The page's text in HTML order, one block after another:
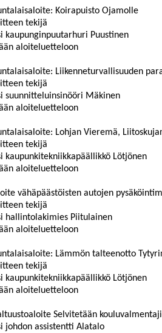
Koirapuisto Ojamolle
tekijä
kaupunginpuutarhuri Puustinen
aloiteluetteloon
Liikenneturvallisuuden
tekijä
suunnitteluinsinööri Mäkinen
aloiteluetteloon
Lohjan Vieremä,
tekijä
kaupunkitekniikkapäällikkö Lötjönen
aloiteluetteloon
vähäpäästöisten autojen
tekijä
hallintolakimies Piitulainen
aloiteluetteloon
Lämmön talteenotto
tekijä
kaupunkitekniikkapäällikkö Lötjönen
aloiteluetteloon
Selvitetään
johdon assistentti Alatalo